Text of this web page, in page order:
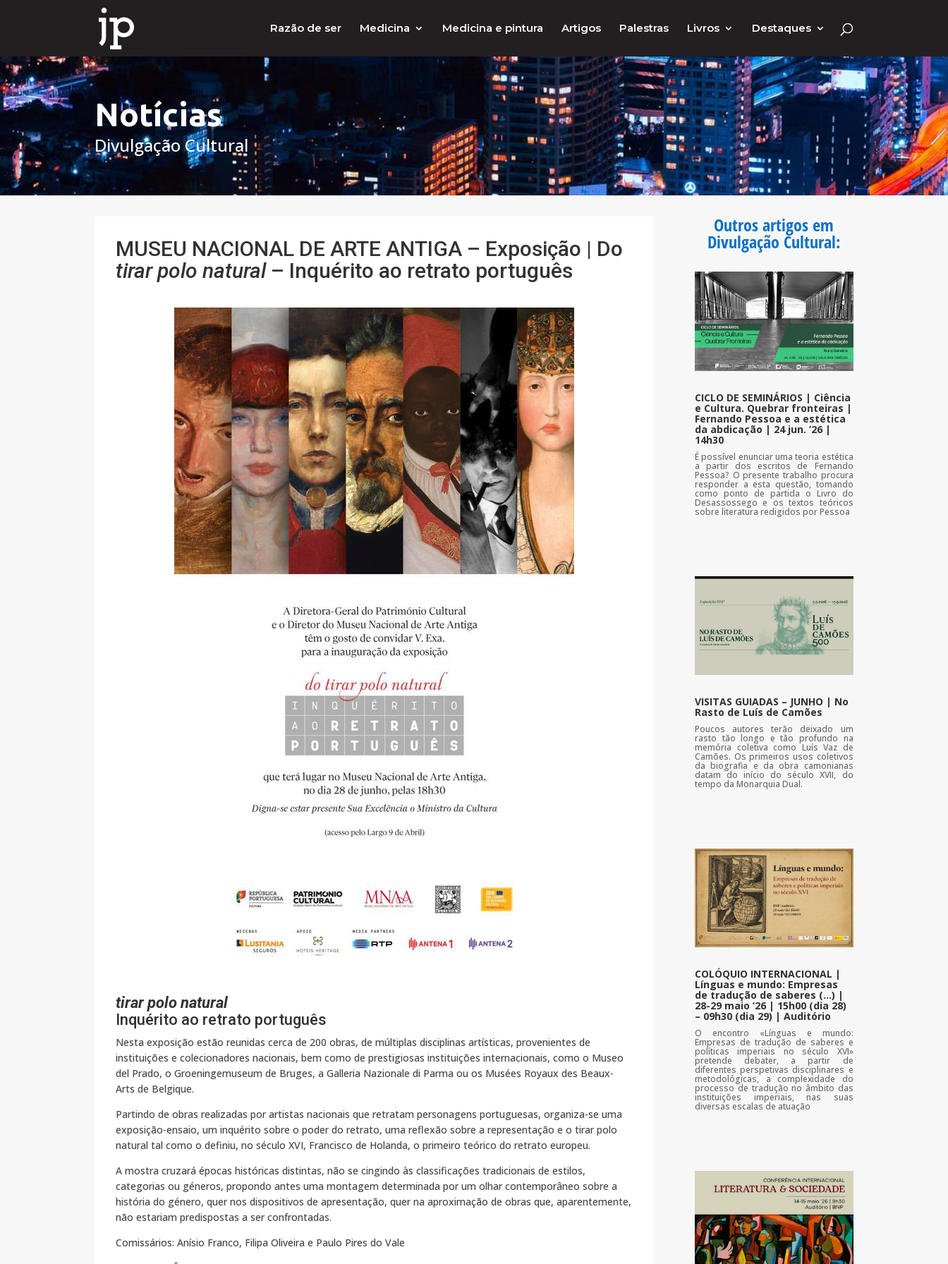
Razão de ser Medicina Medicina e pintura Artigos Palestras Livros Destaques
Notícias
Divulgação Cultural
MUSEU NACIONAL DE ARTE ANTIGA – Exposição | Do
tirar polo natural– Inquérito ao retrato português
tirar polo natural
Inquérito ao retrato português
Nesta exposição estão reunidas cerca de 200 obras, de múltiplas disciplinas artísticas, provenientes de
instituições e colecionadores nacionais, bem como de prestigiosas instituições internacionais, como o Museo
del Prado, o Groeningemuseum de Bruges, a Galleria Nazionale di Parma ou os Musées Royaux des Beaux-
Arts de Belgique.
Partindo de obras realizadas por artistas nacionais que retratam personagens portuguesas, organiza-se uma
exposição-ensaio, um inquérito sobre o poder do retrato, uma reflexão sobre a representação e o tirar polo
natural tal como o definiu, no século XVI, Francisco de Holanda, o primeiro teórico do retrato europeu.
A mostra cruzará épocas históricas distintas, não se cingindo às classificações tradicionais de estilos,
categorias ou géneros, propondo antes uma montagem determinada por um olhar contemporâneo sobre a
história do género, quer nos dispositivos de apresentação, quer na aproximação de obras que, aparentemente,
não estariam predispostas a ser confrontadas.
Comissários: Anísio Franco, Filipa Oliveira e Paulo Pires do Vale
Outros artigos em
Divulgação Cultural:
CICLO DE SEMINÁRIOS | Ciência
e Cultura. Quebrar fronteiras |
Fernando Pessoa e a estética
da abdicação | 24 jun. ’26 |
14h30
É possível enunciar uma teoria estética
a partir dos escritos de Fernando
Pessoa? O presente trabalho procura
responder a esta questão, tomando
como ponto de partida o Livro do
Desassossego e os textos teóricos
sobre literatura redigidos por Pessoa
VISITAS GUIADAS – JUNHO | No
Rasto de Luís de Camões
Poucos autores terão deixado um
rasto tão longo e tão profundo na
memória coletiva como Luís Vaz de
Camões. Os primeiros usos coletivos
da biografia e da obra camonianas
datam do início do século XVII, do
tempo da Monarquia Dual.
COLÓQUIO INTERNACIONAL |
Línguas e mundo: Empresas
de tradução de saberes (…) |
28-29 maio ’26 | 15h00 (dia 28)
– 09h30 (dia 29) | Auditório
O encontro «Línguas e mundo:
Empresas de tradução de saberes e
políticas imperiais no século XVI»
pretende debater, a partir de
diferentes perspetivas disciplinares e
metodológicas, a complexidade do
processo de tradução no âmbito das
instituições imperiais, nas suas
diversas escalas de atuação